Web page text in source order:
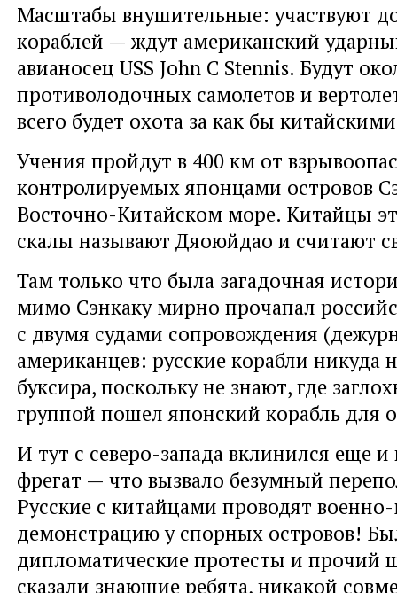
Масштабы внушительные: участвуют
кораблей — ждут американский
авианосец USS John C Stennis. Будут
противолодочных самолетов и
всего будет охота за как бы
Учения пройдут в 400 км от
контролируемых японцами островов
Восточно-Китайском море. Китайцы
скалы называют Дяоюйдао и считают
Там только что была загадочная
мимо Сэнкаку мирно прочапал
с двумя судами сопровождения
американцев: русские корабли никуда
буксира, поскольку не знают, где
группой пошел японский корабль для
И тут с северо-запада вклинился еще
фрегат — что вызвало безумный
Русские с китайцами проводят
демонстрацию у спорных островов!
дипломатические протесты и прочий
сказали знающие ребята, никакой